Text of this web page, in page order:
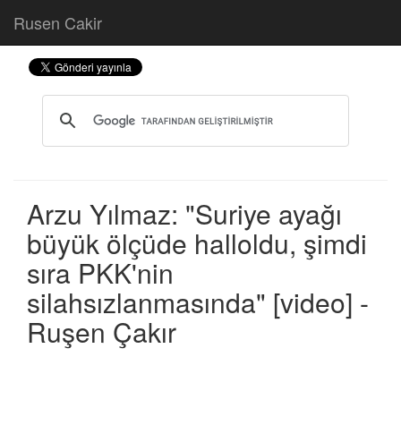
Rusen Cakir
Arzu Yılmaz: "Suriye ayağı
büyük ölçüde halloldu, şimdi
sıra PKK'nin
silahsızlanmasında" [video] -
Ruşen Çakır